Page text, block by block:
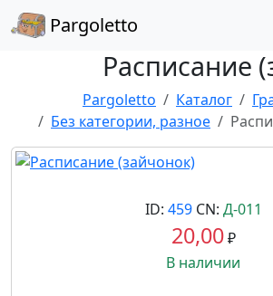
Pargoletto
Расписание
Pargoletto Каталог
Без категории, разное
ID: 459CN: Д-011
20,00₽
В наличии